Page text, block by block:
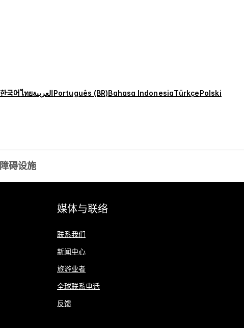
한국어ไทยالعربيةPortuguês (BR)Bahasa IndonesiaTürkçePolski
碍设施
媒体与联络
联系我们
新闻中心
旅游业者
全球联系电话
反馈